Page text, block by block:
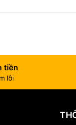
tiền
lỗi